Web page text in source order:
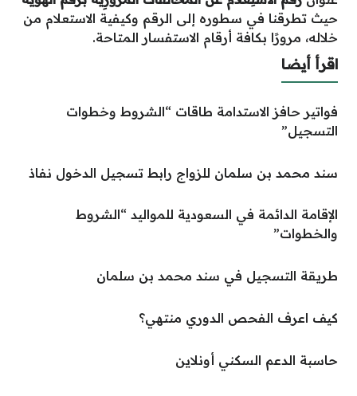
حيث تطرقنا في سطوره إلى الرقم وكيفية الاستعلام من
خلاله، مرورًا بكافة أرقام الاستفسار المتاحة.
اقرأ أيضا
فواتير حافز الاستدامة طاقات “الشروط وخطوات
التسجيل”
سند محمد بن سلمان للزواج رابط تسجيل الدخول نفاذ
الإقامة الدائمة في السعودية للمواليد “الشروط
والخطوات”
طريقة التسجيل في سند محمد بن سلمان
كيف اعرف الفحص الدوري منتهي؟
حاسبة الدعم السكني أونلاين